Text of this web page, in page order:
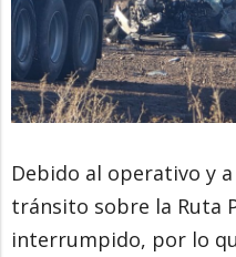
Debido al operativo y
tránsito sobre la Ruta
interrumpido, por lo